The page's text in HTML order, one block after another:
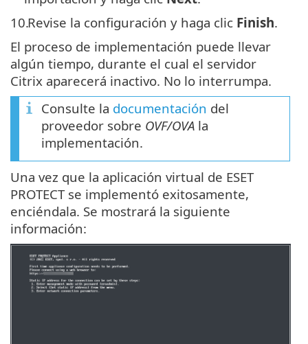
10.Revise la configuración y haga clic Finish.
El proceso de implementación puede llevar
algún tiempo, durante el cual el servidor
Citrix aparecerá inactivo. No lo interrumpa.
Consulte la documentación del
proveedor sobre OVF/OVA la
implementación.
Una vez que la aplicación virtual de ESET
PROTECT se implementó exitosamente,
enciéndala. Se mostrará la siguiente
información: